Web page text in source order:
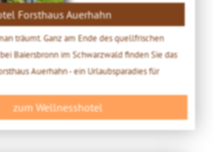
Forsthaus Auerhahn
träumt. Ganz am Ende des quellfrischen
Baiersbronn im Schwarzwald finden Sie das
Auerhahn - ein Urlaubsparadies für
zum Wellnesshotel